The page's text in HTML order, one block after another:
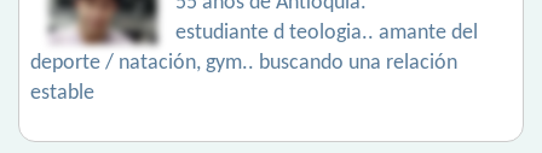
estudiante d teologia.. amante del
deporte / natación, gym.. buscando una relación
estable